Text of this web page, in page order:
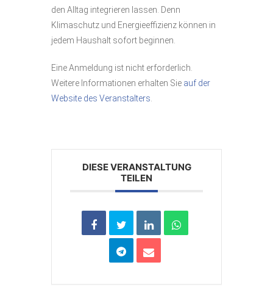
den Alltag integrieren lassen. Denn
Klimaschutz und Energieeffizienz können in
jedem Haushalt sofort beginnen.
Eine Anmeldung ist nicht erforderlich.
Weitere Informationen erhalten Sie auf der
Website des Veranstalters
DIESE VERANSTALTUNG
TEILEN